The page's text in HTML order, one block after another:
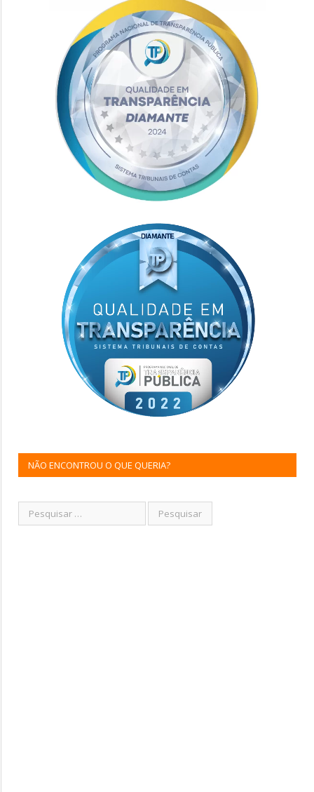
NÃO ENCONTROU O QUE QUERIA?